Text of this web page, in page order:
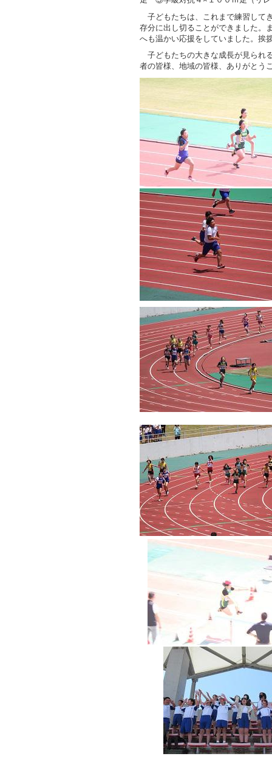
子どもたちは、これまで練習して
存分に出し切ることができました。
へも温かい応援をしていました。挨
子どもたちの大きな成長が見られ
者の皆様、地域の皆様、ありがとう